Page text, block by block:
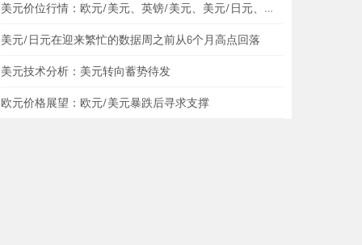
美元价位行情：欧元/美元、英镑/美元、美元/日元、美元/加元、黄金
美元/日元在迎来繁忙的数据周之前从6个月高点回落
美元技术分析：美元转向蓄势待发
欧元价格展望：欧元/美元暴跌后寻求支撑